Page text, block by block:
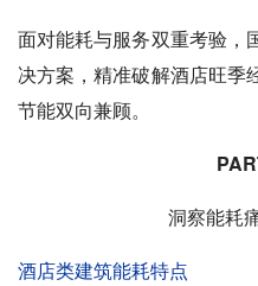
面对能耗与服务双重考验，
决方案，精准破解酒店旺季
节能双向兼顾。
洞察能耗
酒店类建筑能耗特点